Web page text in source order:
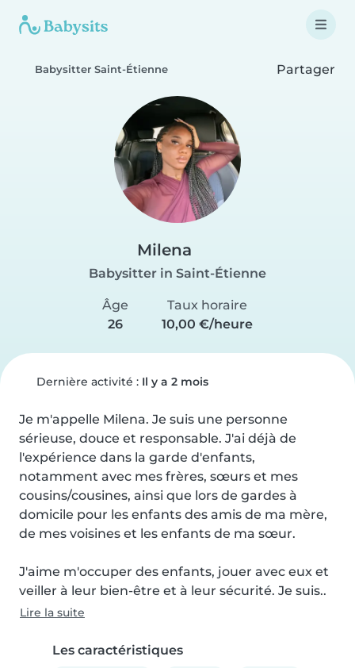
Babysitter Saint-Étienne Partager
Milena
Babysitter in Saint-Étienne
Âge
26
Taux horaire
10,00 €/heure
Dernière activité : Il y a 2 mois
Je m'appelle Milena. Je suis une personne
sérieuse, douce et responsable. J'ai déjà de
l'expérience dans la garde d'enfants,
notamment avec mes frères, sœurs et mes
cousins/cousines, ainsi que lors de gardes à
domicile pour les enfants des amis de ma mère,
de mes voisines et les enfants de ma sœur.
J'aime m'occuper des enfants, jouer avec eux et
veiller à leur bien-être et à leur sécurité. Je suis..
Lire la suite
Les caractéristiques